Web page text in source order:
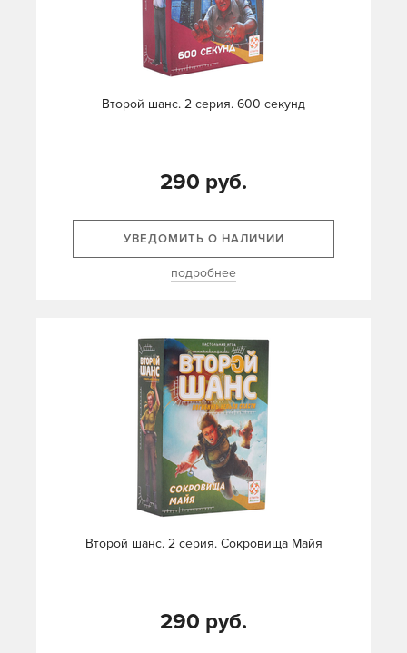
Второй шанс. 2 серия. 600 секунд
290 руб.
УВЕДОМИТЬ О НАЛИЧИИ
подробнее
Второй шанс. 2 серия. Сокровища Майя
290 руб.